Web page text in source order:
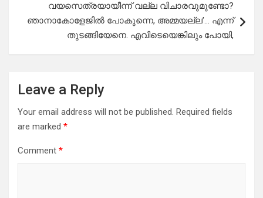
വയസെത്രയായീന്ന് വല്ല വിചാരവുമുണ്ടോ?
ഞാനാകോളേജിൽ പോകുന്നെ, അമ്മയല്ല’… എന്ന്
തുടങ്ങിയേനെ. എവിടെയെങ്കിലും പോയി,
Leave a Reply
Your email address will not be published. Required fields
are marked *
Comment *